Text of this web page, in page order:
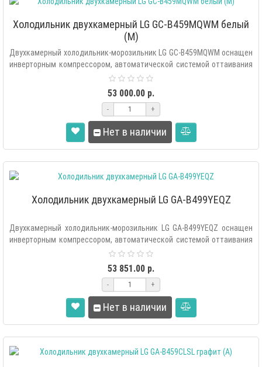
Холодильник двухкамерный LG GC-B459MQWM белый
(M)
Двухкамерный холодильник-морозильник LG GC-B459MQWM оснащен
инверторным компрессором, автоматической системой оттаивания
53 000.00 р.
- +
Нет в наличии
Холодильник двухкамерный LG GA-B499YEQZ
Двухкамерный холодильник-морозильник LG GA-B499YEQZ оснащен
инверторным компрессором, автоматической системой оттаивания
53 851.00 р.
- +
Нет в наличии